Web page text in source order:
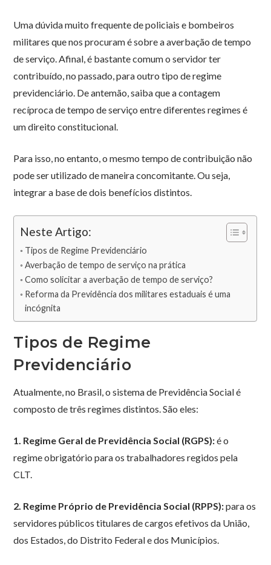
Uma dúvida muito frequente de policiais e bombeiros
militares que nos procuram é sobre a averbação de tempo
de serviço. Afinal, é bastante comum o servidor ter
contribuído, no passado, para outro tipo de regime
previdenciário. De antemão, saiba que a contagem
recíproca de tempo de serviço entre diferentes regimes é
um direito constitucional.
Para isso, no entanto, o mesmo tempo de contribuição não
pode ser utilizado de maneira concomitante. Ou seja,
integrar a base de dois benefícios distintos.
Neste Artigo:
Tipos de Regime Previdenciário
Averbação de tempo de serviço na prática
Como solicitar a averbação de tempo de serviço?
Reforma da Previdência dos militares estaduais é uma
incógnita
Tipos de Regime
Previdenciário
Atualmente, no Brasil, o sistema de Previdência Social é
composto de três regimes distintos. São eles:
1. Regime Geral de Previdência Social (RGPS):é o
regime obrigatório para os trabalhadores regidos pela
CLT.
2. Regime Próprio de Previdência Social (RPPS):para os
servidores públicos titulares de cargos efetivos da União,
dos Estados, do Distrito Federal e dos Municípios.